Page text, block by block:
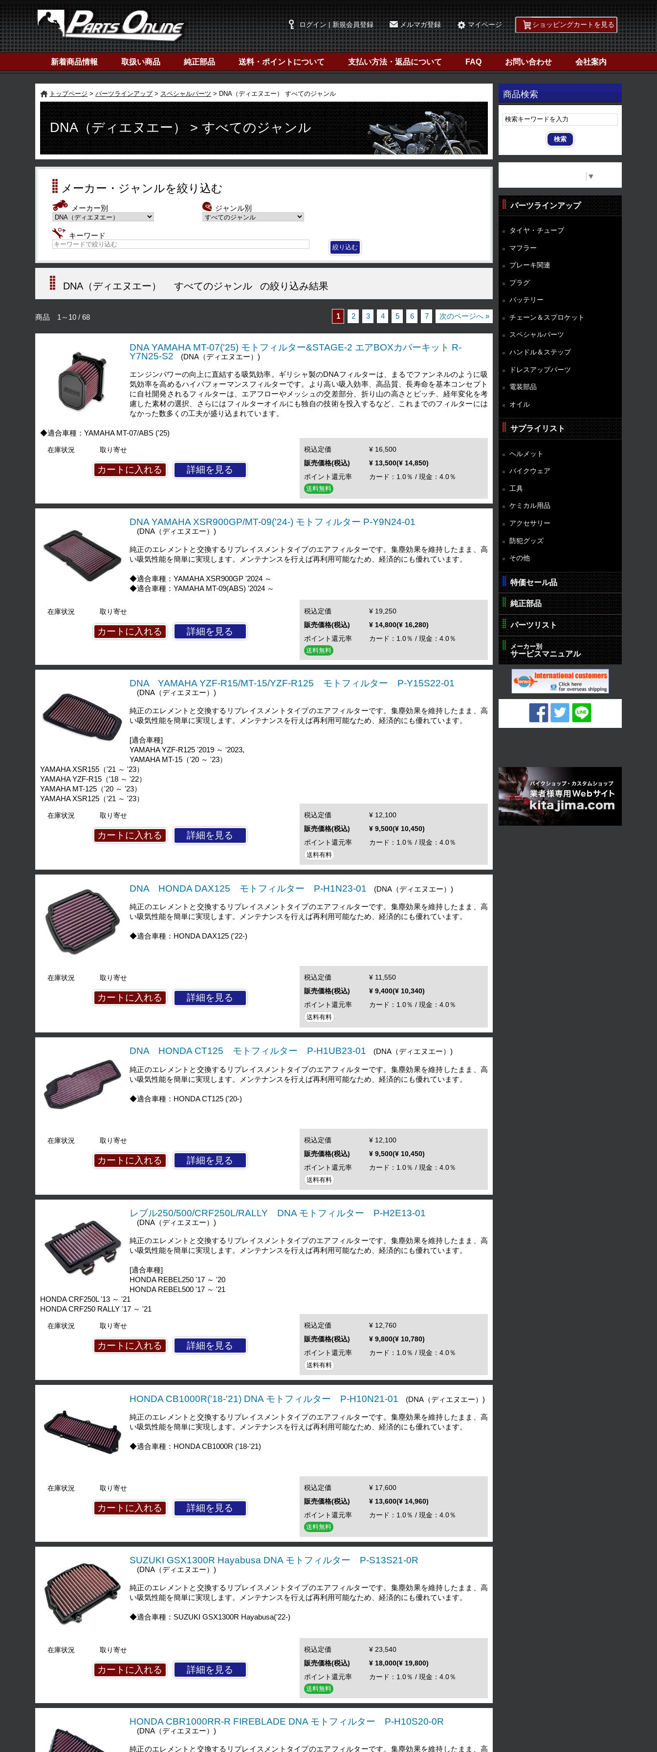
ログイン | 新規会員登録 メルマガ登録 マイページ ショッピングカートを見る
新着商品情報 取扱い商品 純正部品 送料・ポイントについて 支払い方法・返品について FAQ お問い合わせ 会社案内
商品検索
▼
トップページ パーツラインアップ スペシャルパーツ DNA（ディエヌエー） すべてのジャンル
DNA（ディエヌエー） > すべてのジャンル
メーカー・ジャンルを絞り込む
メーカー別 ジャンル別
キーワード
DNA（ディエヌエー） すべてのジャンル の絞り込み結果
商品 1～10 / 68 1 2 3 4 5 6 7 次のページへ »
DNA YAMAHA MT-07('25) モトフィルター&STAGE-2 エアBOXカバーキット R-
Y7N25-S2
(DNA（ディエヌエー）)
エンジンパワーの向上に直結する吸気効率。ギリシャ製のDNAフィルターは、まるでファンネルのように吸
気効率を高めるハイパフォーマンスフィルターです。より高い吸入効率、高品質、長寿命を基本コンセプト
に自社開発されるフィルターは、エアフローやメッシュの交差部分、折り山の高さとピッチ、経年変化を考
慮した素材の選択、さらにはフィルターオイルにも独自の技術を投入するなど、これまでのフィルターには
なかった数多くの工夫が盛り込まれています。
◆適合車種：YAMAHA MT-07/ABS ('25)
在庫状況 取り寄せ
詳細を見る
税込定価
¥ 16,500
販売価格(税込)
¥ 13,500(¥ 14,850)
ポイント還元率
カード：1.0％ / 現金：4.0％
送料無料
DNA YAMAHA XSR900GP/MT-09('24-) モトフィルター P-Y9N24-01
(DNA（ディエヌエー）)
純正のエレメントと交換するリプレイスメントタイプのエアフィルターです。集塵効果を維持したまま、高
い吸気性能を簡単に実現します。メンテナンスを行えば再利用可能なため、経済的にも優れています。
◆適合車種：YAMAHA XSR900GP '2024 ～
◆適合車種：YAMAHA MT-09(ABS) '2024 ～
在庫状況 取り寄せ
詳細を見る
税込定価
¥ 19,250
販売価格(税込)
¥ 14,800(¥ 16,280)
ポイント還元率
カード：1.0％ / 現金：4.0％
送料無料
DNA YAMAHA YZF-R15/MT-15/YZF-R125 モトフィルター P-Y15S22-01
(DNA（ディエヌエー）)
純正のエレメントと交換するリプレイスメントタイプのエアフィルターです。集塵効果を維持したまま、高
い吸気性能を簡単に実現します。メンテナンスを行えば再利用可能なため、経済的にも優れています。
[適合車種]
YAMAHA YZF-R125 '2019 ～ '2023,
YAMAHA MT-15（'20 ～ '23）
YAMAHA XSR155（'21 ～ '23）
YAMAHA YZF-R15（'18 ～ '22）
YAMAHA MT-125（'20 ～ '23）
YAMAHA XSR125（'21 ～ '23）
在庫状況 取り寄せ
詳細を見る
税込定価
¥ 12,100
販売価格(税込)
¥ 9,500(¥ 10,450)
ポイント還元率
カード：1.0％ / 現金：4.0％
送料有料
DNA HONDA DAX125 モトフィルター P-H1N23-01 (DNA（ディエヌエー）)
純正のエレメントと交換するリプレイスメントタイプのエアフィルターです。集塵効果を維持したまま、高
い吸気性能を簡単に実現します。メンテナンスを行えば再利用可能なため、経済的にも優れています。
◆適合車種：HONDA DAX125 ('22-)
在庫状況 取り寄せ
詳細を見る
税込定価
¥ 11,550
販売価格(税込)
¥ 9,400(¥ 10,340)
ポイント還元率
カード：1.0％ / 現金：4.0％
送料有料
DNA HONDA CT125 モトフィルター P-H1UB23-01 (DNA（ディエヌエー）)
純正のエレメントと交換するリプレイスメントタイプのエアフィルターです。集塵効果を維持したまま、高
い吸気性能を簡単に実現します。メンテナンスを行えば再利用可能なため、経済的にも優れています。
◆適合車種：HONDA CT125 ('20-)
在庫状況 取り寄せ
詳細を見る
税込定価
¥ 12,100
販売価格(税込)
¥ 9,500(¥ 10,450)
ポイント還元率
カード：1.0％ / 現金：4.0％
送料有料
レブル250/500/CRF250L/RALLY DNA モトフィルター P-H2E13-01
(DNA（ディエヌエー）)
純正のエレメントと交換するリプレイスメントタイプのエアフィルターです。集塵効果を維持したまま、高
い吸気性能を簡単に実現します。メンテナンスを行えば再利用可能なため、経済的にも優れています。
[適合車種]
HONDA REBEL250 '17 ～ '20
HONDA REBEL500 '17 ～ '21
HONDA CRF250L '13 ～ '21
HONDA CRF250 RALLY '17 ～ '21
在庫状況 取り寄せ
詳細を見る
税込定価
¥ 12,760
販売価格(税込)
¥ 9,800(¥ 10,780)
ポイント還元率
カード：1.0％ / 現金：4.0％
送料有料
HONDA CB1000R('18-'21) DNA モトフィルター P-H10N21-01 (DNA（ディエヌエー）)
純正のエレメントと交換するリプレイスメントタイプのエアフィルターです。集塵効果を維持したまま、高
い吸気性能を簡単に実現します。メンテナンスを行えば再利用可能なため、経済的にも優れています。
◆適合車種：HONDA CB1000R ('18-'21)
在庫状況 取り寄せ
詳細を見る
税込定価
¥ 17,600
販売価格(税込)
¥ 13,600(¥ 14,960)
ポイント還元率
カード：1.0％ / 現金：4.0％
送料無料
SUZUKI GSX1300R Hayabusa DNA モトフィルター P-S13S21-0R
(DNA（ディエヌエー）)
純正のエレメントと交換するリプレイスメントタイプのエアフィルターです。集塵効果を維持したまま、高
い吸気性能を簡単に実現します。メンテナンスを行えば再利用可能なため、経済的にも優れています。
◆適合車種：SUZUKI GSX1300R Hayabusa('22-)
在庫状況 取り寄せ
詳細を見る
税込定価
¥ 23,540
販売価格(税込)
¥ 18,000(¥ 19,800)
ポイント還元率
カード：1.0％ / 現金：4.0％
送料無料
HONDA CBR1000RR-R FIREBLADE DNA モトフィルター P-H10S20-0R
(DNA（ディエヌエー）)
純正のエレメントと交換するリプレイスメントタイプのエアフィルターです。集塵効果を維持したまま、高
パーツラインアップ
タイヤ・チューブ
マフラー
ブレーキ関連
プラグ
バッテリー
チェーン＆スプロケット
スペシャルパーツ
ハンドル＆ステップ
ドレスアップパーツ
電装部品
オイル
サプライリスト
ヘルメット
バイクウェア
工具
ケミカル用品
アクセサリー
防犯グッズ
その他
特価セール品
純正部品
パーツリスト
メーカー別
サービスマニュアル